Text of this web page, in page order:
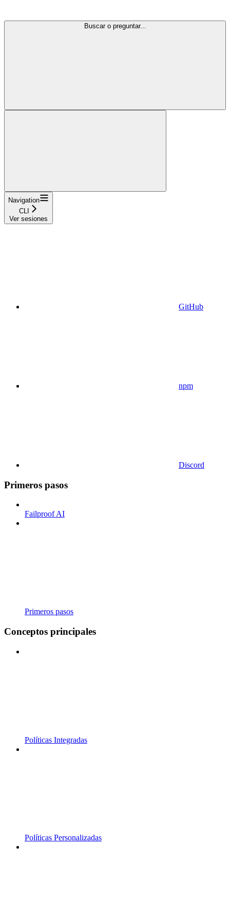
Buscar o preguntar...
Navigation
CLI
Ver sesiones
GitHub
npm
Discord
Primeros pasos
Failproof AI
Primeros pasos
Conceptos principales
Políticas Integradas
Políticas Personalizadas